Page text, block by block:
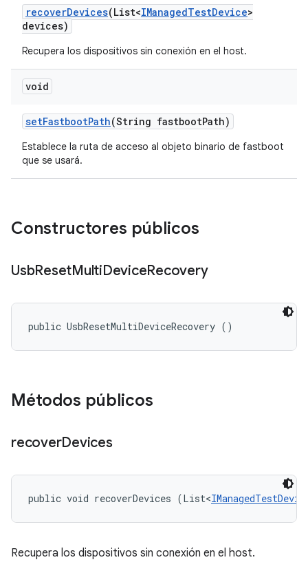
recoverDevices(List<IManagedTestDevice>
devices)
Recupera los dispositivos sin conexión en el host.
void
setFastbootPath(String fastbootPath)
Establece la ruta de acceso al objeto binario de fastboot
que se usará.
Constructores públicos
UsbResetMultiDeviceRecovery
public UsbResetMultiDeviceRecovery ()
Métodos públicos
recoverDevices
public void recoverDevices (List<
Recupera los dispositivos sin conexión en el host.